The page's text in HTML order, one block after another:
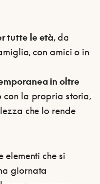
tutte le età, da
con amici o in
in oltre
con la propria storia,
che lo rende
elementi che si
giornata